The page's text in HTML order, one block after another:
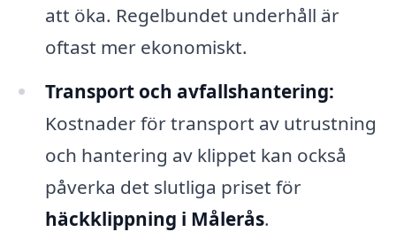
att öka. Regelbundet underhåll är
oftast mer ekonomiskt.
Transport och avfallshantering:
Kostnader för transport av utrustning
och hantering av klippet kan också
påverka det slutliga priset för
häckklippning i Målerås.